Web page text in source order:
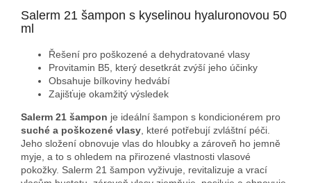
Salerm 21 šampon s kyselinou hyaluronovou 50
ml
Řešení pro poškozené a dehydratované vlasy
Provitamin B5, který desetkrát zvýší jeho účinky
Obsahuje bílkoviny hedvábí
Zajišťuje okamžitý výsledek
Salerm 21 šampon je ideální šampon s kondicionérem pro
suché a poškozené vlasy , které potřebují zvláštní péči.
Jeho složení obnovuje vlas do hloubky a zároveň ho jemně
myje, a to s ohledem na přirozené vlastnosti vlasové
pokožky. Salerm 21 šampon vyživuje, revitalizuje a vrací